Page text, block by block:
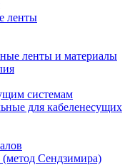
ленты
ленты и материалы
системам
для кабеленесущих
Сендзимира)